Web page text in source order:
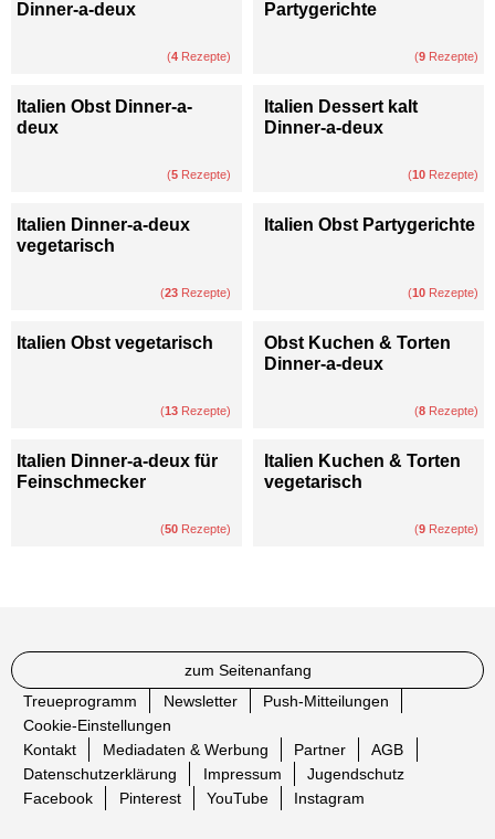
Dinner-a-deux
(4 Rezepte)
Partygerichte
(9 Rezepte)
Italien Obst Dinner-a-
deux
(5 Rezepte)
Italien Dessert kalt
Dinner-a-deux
(10 Rezepte)
Italien Dinner-a-deux
vegetarisch
(23 Rezepte)
Italien Obst Partygerichte
(10 Rezepte)
Italien Obst vegetarisch
(13 Rezepte)
Obst Kuchen & Torten
Dinner-a-deux
(8 Rezepte)
Italien Dinner-a-deux für
Feinschmecker
(50 Rezepte)
Italien Kuchen & Torten
vegetarisch
(9 Rezepte)
zum Seitenanfang
Treueprogramm
Newsletter
Push-Mitteilungen
Cookie-Einstellungen
Kontakt
Mediadaten & Werbung Partner
AGB
Datenschutzerklärung
Impressum
Jugendschutz
Facebook
Pinterest YouTube Instagram